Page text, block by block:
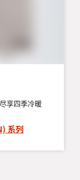
享四季冷暖
系列